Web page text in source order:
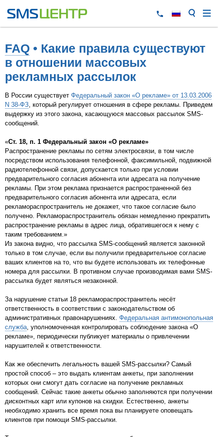
FAQ • Какие правила существуют
в отношении массовых
рекламных рассылок
В России существует Федеральный закон «О рекламе» от 13.03.2006
N 38-ФЗ, который регулирует отношения в сфере рекламы. Приведем
выдержку из этого закона, касающуюся массовых рассылок SMS-
сообщений.
«Ст. 18, п. 1 Федеральный закон «О рекламе»
Распространение рекламы по сетям электросвязи, в том числе
посредством использования телефонной, факсимильной, подвижной
радиотелефонной связи, допускается только при условии
предварительного согласия абонента или адресата на получение
рекламы. При этом реклама признается распространенной без
предварительного согласия абонента или адресата, если
рекламораспространитель не докажет, что такое согласие было
получено. Рекламораспространитель обязан немедленно прекратить
распространение рекламы в адрес лица, обратившегося к нему с
таким требованием.»
Из закона видно, что рассылка SMS-сообщений является законной
только в том случае, если вы получили предварительное согласие
ваших клиентов на то, что вы будете использовать их телефонные
номера для рассылки. В противном случае производимая вами SMS-
рассылка будет являться незаконной.
За нарушение статьи 18 рекламораспространитель несёт
ответственность в соответствии с законодательством об
административных правонарушениях. Федеральная антимонопольная
служба, уполномоченная контролировать соблюдение закона «О
рекламе», периодически публикует материалы о привлечении
нарушителей к ответственности.
Как же обеспечить легальность вашей SMS-рассылки? Самый
простой способ – это выдать клиентам анкеты, при заполнении
которых они смогут дать согласие на получение рекламных
сообщений. Сейчас такие анкеты обычно заполняются при получении
дисконтных карт или купонов на скидки. Естественно, анкеты
необходимо хранить все время пока вы планируете оповещать
клиентов при помощи SMS-рассылки.